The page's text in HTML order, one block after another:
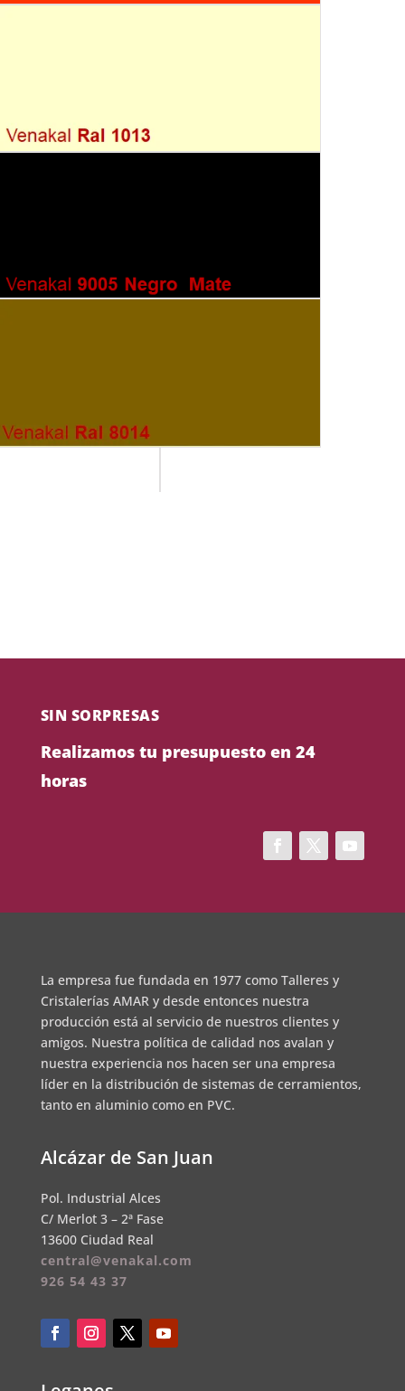
SIN SORPRESAS
Realizamos tu presupuesto en 24
horas
La empresa fue fundada en 1977 como Talleres y
Cristalerías AMAR y desde entonces nuestra
producción está al servicio de nuestros clientes y
amigos. Nuestra política de calidad nos avalan y
nuestra experiencia nos hacen ser una empresa
líder en la distribución de sistemas de cerramientos,
tanto en aluminio como en PVC.
Alcázar de San Juan
Pol. Industrial Alces
C/ Merlot 3 – 2ª Fase
13600 Ciudad Real
central@venakal.com
926 54 43 37